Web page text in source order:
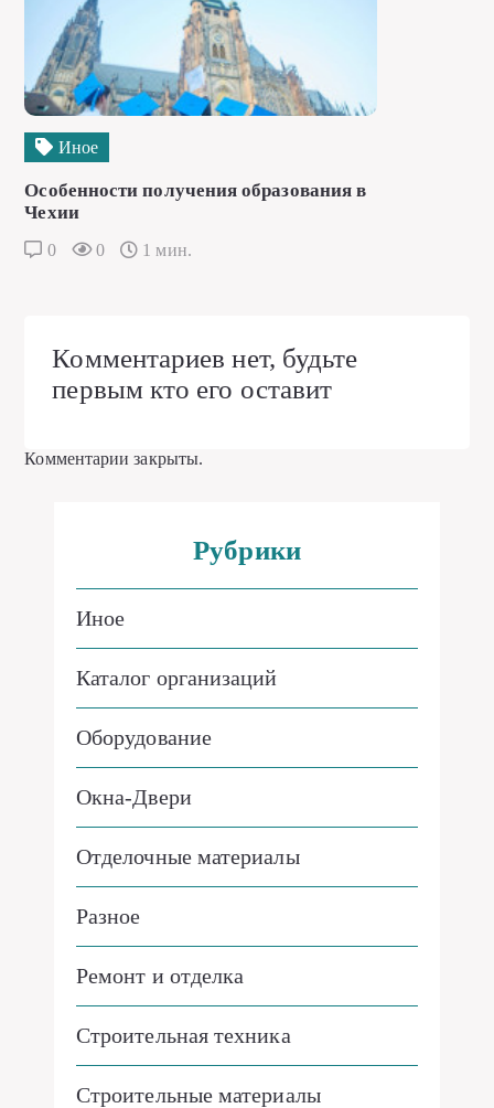
Иное
Особенности получения образования в
Чехии
0 0 1 мин.
Комментариев нет, будьте
первым кто его оставит
Комментарии закрыты.
Рубрики
Иное
Каталог организаций
Оборудование
Окна-Двери
Отделочные материалы
Разное
Ремонт и отделка
Строительная техника
Строительные материалы